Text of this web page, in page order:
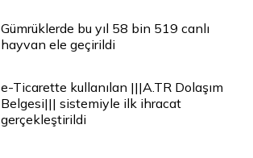
Gümrüklerde bu yıl 58 bin 519 canlı
hayvan ele geçirildi
e-Ticarette kullanılan |||A.TR Dolaşım
Belgesi||| sistemiyle ilk ihracat
gerçekleştirildi